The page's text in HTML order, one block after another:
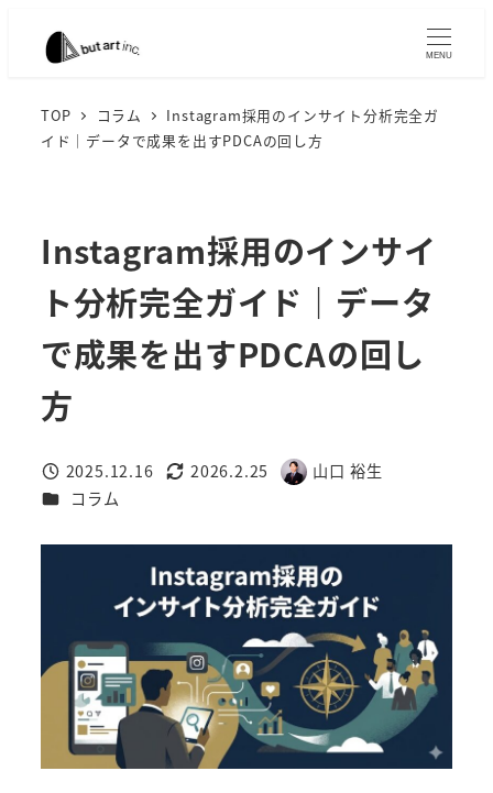
MENU
TOP コラム
Instagram採用のインサイト分析完全ガ
イド｜データで成果を出すPDCAの回し方
Instagram採用のインサイ
ト分析完全ガイド｜データ
で成果を出すPDCAの回し
方
投稿日
2025.12.16
更新日
2026.2.25
著
山口 裕生
カテゴリー
コラム